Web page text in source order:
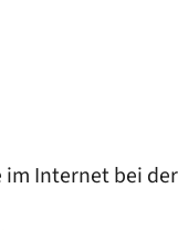
im Internet bei der